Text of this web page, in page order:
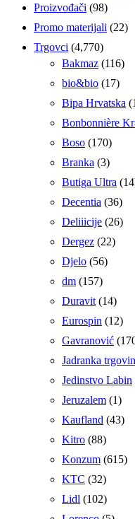
Proizvođači (98)
Promo materijali (22)
Trgovci (4,770)
Bakmaz (116)
bio&bio (17)
Bipa Hrvatska
Bonbonnière
Boso (170)
Branka (3)
Butiga Ultra
Decentia (36)
Deliiicije (26)
Dergez (22)
Djelo (56)
dm (157)
Duravit (14)
Eurospin (12)
Gavranović
Jadranka
Jedinstvo Labin
Jeruzalem (1)
Kaufland (43)
Kitro (88)
Konzum (615)
KTC (32)
Lidl (102)